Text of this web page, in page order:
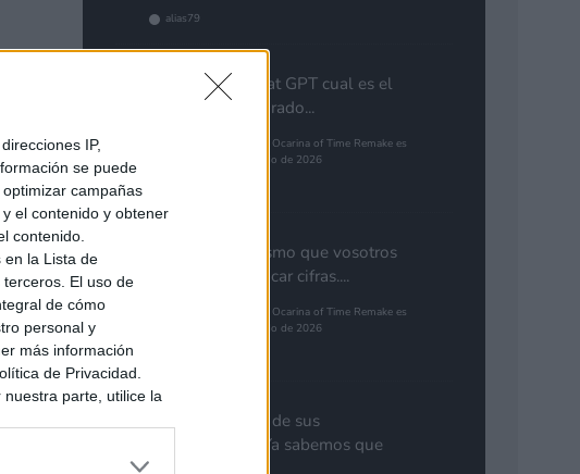
IP,
se puede
campañas
el contenido y obtener
contenido.
en la Lista de
El uso de
de cómo
personal y
más información
de Privacidad.
parte, utilice la
información personal
alias79
Preguntale a chat GPT cual es el
guego mas esparado...
The Legend of Zelda: Ocarina of Time Remake es
el juego más esperado de 2026
Yo pienso lo mismo que vosotros
de GTA. Cuantificar cifras....
The Legend of Zelda: Ocarina of Time Remake es
el juego más esperado de 2026
Nota aclaratoria de sus
responsables: "Ya sabemos que